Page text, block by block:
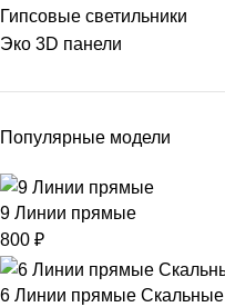
Гипсовые светильники
Эко 3D панели
Популярные модели
9 Линии прямые
800 ₽
6 Линии прямые Скальные